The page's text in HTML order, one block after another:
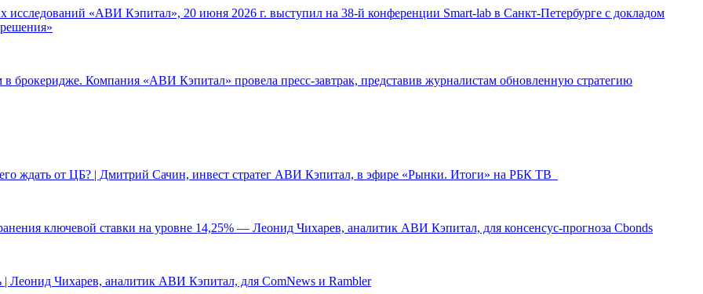
исследований «АВИ Кэпитал», 20 июня 2026 г. выступил на 38-й конференции Smart-lab в Санкт-Петербурге с докладом
в брокеридже. Компания «АВИ Кэпитал» провела пресс-завтрак, представив журналистам обновленную стратегию
ждать от ЦБ? | Дмитрий Сачин, инвест стратег АВИ Кэпитал, в эфире «Рынки. Итоги» на РБК ТВ
ключевой ставки на уровне 14,25% — Леонид Чихарев, аналитик АВИ Кэпитал, для консенсус-прогноза Cbonds
Леонид Чихарев, аналитик АВИ Кэпитал, для ComNews и Rambler